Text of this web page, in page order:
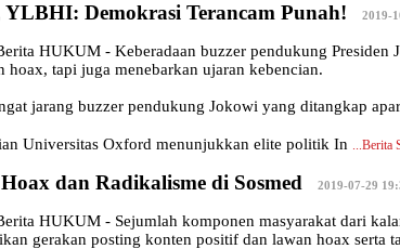
Demokrasi Terancam Punah! 2019-
HUKUM - Keberadaan buzzer pendukung
hoax, tapi juga menebarkan ujaran kebencian.
jarang buzzer pendukung Jokowi yang ditangkap
Universitas Oxford menunjukkan elite politik In ...Berita
dan Radikalisme di Sosmed 2019-07-29
HUKUM - Sejumlah komponen masyarakat dari
gerakan posting konten positif dan lawan hoax